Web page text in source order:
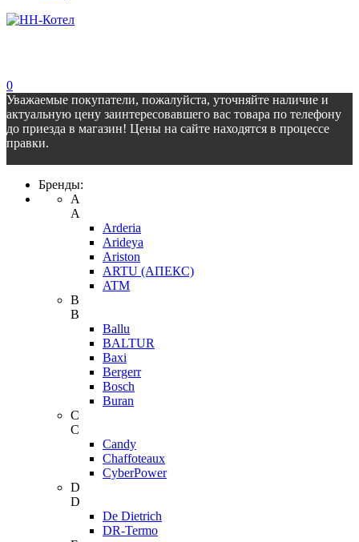
0
Уважаемые покупатели, пожалуйста, уточняйте наличие и
актуальную цену заинтересовавшего вас товара по телефону
до приезда в магазин! Цены на сайте находятся в процессе
правки.
Бренды:
A
A
Arderia
Arideya
Ariston
ARTU (АПЕКС)
ATM
B
B
Ballu
BALTUR
Baxi
Bergerr
Bosch
Buran
C
C
Candy
Chaffoteaux
CyberPower
D
D
De Dietrich
DR-Termo